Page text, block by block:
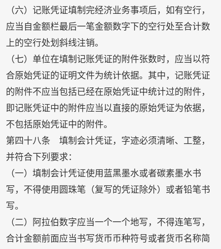
（六）记账凭证填制完经济业务事项后，如有空行，
应当自金额栏最后一笔金额数字下的空行处至合计数
上的空行处划斜线注销。
（七）单位在填制记账凭证的附件张数时，应当以符
合原始凭证的证明文件为统计依据。其中，记账凭证
的附件不应当包括已经在原始凭证中统计过的附件，
即记账凭证中的附件应当以直接的原始凭证为依据，
不包括原始凭证中的附件。
第四十八条 填制会计凭证，字迹必须清晰、工整，
并符合下列要求：
（一）填制会计凭证使用蓝黑墨水或者碳素墨水书
写，不得使用圆珠笔（复写的凭证除外）或者铅笔书
写。
（二）阿拉伯数字应当一个一个地写，不得连笔写，
合计金额前面应当书写货币币种符号或者货币名称简